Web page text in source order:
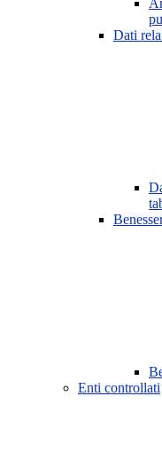
Dati
Enti controllati